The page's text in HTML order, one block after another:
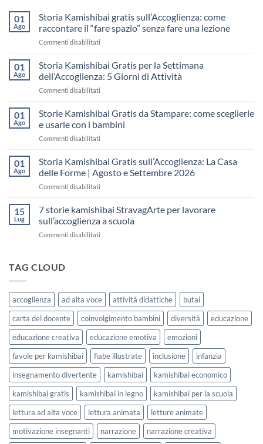
01
Ago
Storia Kamishibai gratis sull’Accoglienza: come
raccontare il “fare spazio” senza fare una lezione
Commenti disabilitati
Kamishibai
gratis
sull’Accoglienza:
il
“fare
una
lezione
01
Ago
Storia Kamishibai Gratis per la Settimana
dell’Accoglienza: 5 Giorni di Attività
Commenti disabilitati
Kamishibai
Gratis
per
dell’Accoglienza:
Giorni
01
Ago
Storie Kamishibai Gratis da Stampare: come sceglierle
e usarle con i bambini
Commenti disabilitati
Kamishibai
Gratis
da
sceglierle
01
Ago
Storia Kamishibai Gratis sull’Accoglienza: La Casa
delle Forme | Agosto e Settembre 2026
Commenti disabilitati
Kamishibai
Gratis
sull’Accoglienza:
Settembre
2026
15
Lug
7 storie kamishibai StravagArte per lavorare
sull’accoglienza a scuola
Commenti disabilitati
lavorare
sull’accoglienza
a
scuola
TAG CLOUD
accoglienza ad alta voce attività didattiche
butai
carta del docente
coinvolgimento bambini diversità
educazione
educazione creativa
educazione emotiva
emozioni
favole per kamishibai
fiabe illustrate inclusione
infanzia
insegnamento divertente
kamishibai
kamishibai economico
kamishibai gratis
kamishibai in legno
kamishibai per la scuola
lettura ad alta voce
lettura animata
letture animate
motivazione insegnanti
narrazione narrazione creativa